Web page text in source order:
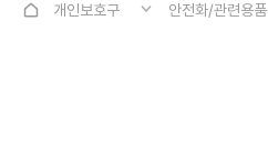
개인보호구 안전화/관련용품